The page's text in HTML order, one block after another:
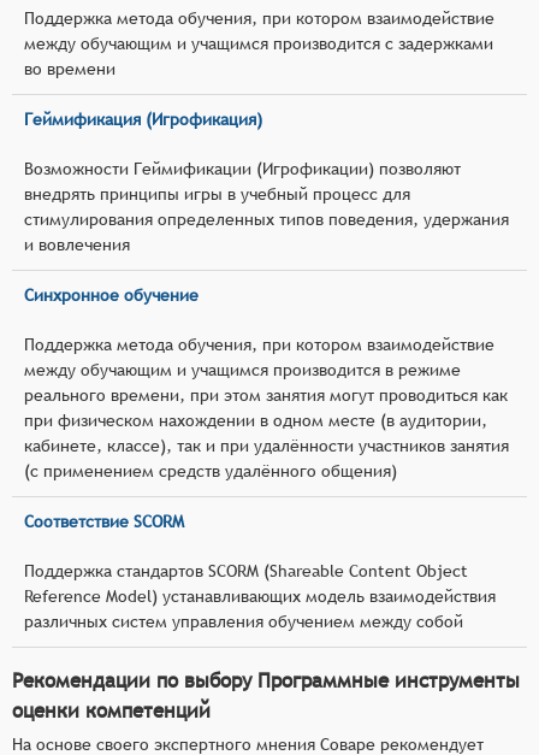
Поддержка метода обучения, при котором взаимодействие
между обучающим и учащимся производится с задержками
во времени
Геймификация (Игрофикация)
Возможности Геймификации (Игрофикации) позволяют
внедрять принципы игры в учебный процесс для
стимулирования определенных типов поведения, удержания
и вовлечения
Синхронное обучение
Поддержка метода обучения, при котором взаимодействие
между обучающим и учащимся производится в режиме
реального времени, при этом занятия могут проводиться как
при физическом нахождении в одном месте (в аудитории,
кабинете, классе), так и при удалённости участников занятия
(с применением средств удалённого общения)
Соответствие SCORM
Поддержка стандартов SCORM (Shareable Content Object
Reference Model) устанавливающих модель взаимодействия
различных систем управления обучением между собой
Рекомендации по выбору Программные инструменты
оценки компетенций
На основе своего экспертного мнения Соваре рекомендует